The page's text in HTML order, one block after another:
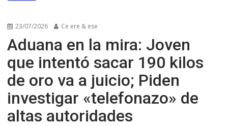
23/07/2026 Ce ere & ese
Aduana en la mira: Joven
que intentó sacar 190 kilos
de oro va a juicio; Piden
investigar «telefonazo» de
altas autoridades